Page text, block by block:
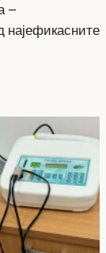
–
најефикасните